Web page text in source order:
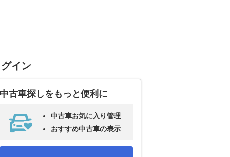
グイン
中古車探しをもっと便利に
中古車お気に入り管理
おすすめ中古車の表示